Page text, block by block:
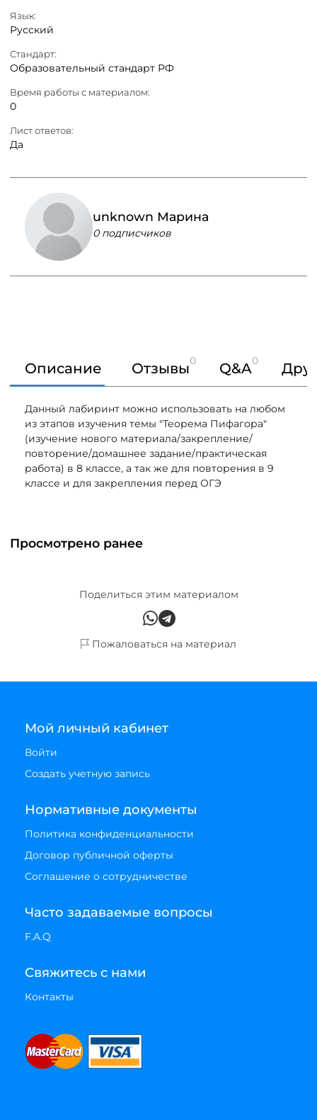
Язык:
Русский
Стандарт:
Образовательный стандарт РФ
Время работы с материалом:
0
Лист ответов:
Да
unknown Марина
0 подписчиков
Описание Отзывы0 Q&A0
Данный лабиринт можно использовать на любом
из этапов изучения темы "Теорема Пифагора"
(изучение нового материала/закрепление/
повторение/домашнее задание/практическая
работа) в 8 классе, а так же для повторения в 9
классе и для закрепления перед ОГЭ
Просмотрено ранее
Поделиться этим материалом
Пожаловаться на материал
Мой личный кабинет
Войти
Создать учетную запись
Нормативные документы
Политика конфиденциальности
Договор публичной оферты
Соглашение о сотрудничестве
Часто задаваемые вопросы
F.A.Q
Свяжитесь с нами
Контакты